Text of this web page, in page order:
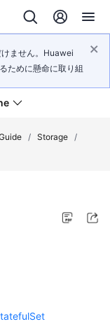
ません。Huawei
ために懸命に取り組
/ Storage /